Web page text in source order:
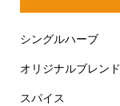
シングルハーブ
オリジナルブレンド
スパイス